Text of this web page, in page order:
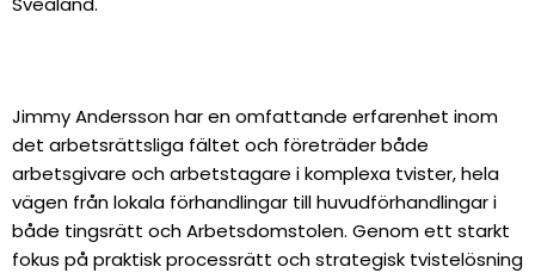
Jimmy Andersson har en omfattande erfarenhet inom
det arbetsrättsliga fältet och företräder både
arbetsgivare och arbetstagare i komplexa tvister, hela
vägen från lokala förhandlingar till huvudförhandlingar i
både tingsrätt och Arbetsdomstolen. Genom ett starkt
fokus på praktisk processrätt och strategisk tvistelösning